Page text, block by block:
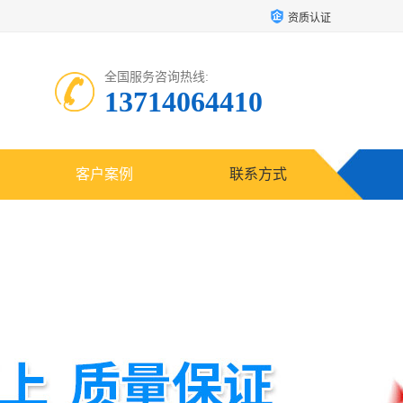
资质认证
全国服务咨询热线:
13714064410
客户案例 联系方式